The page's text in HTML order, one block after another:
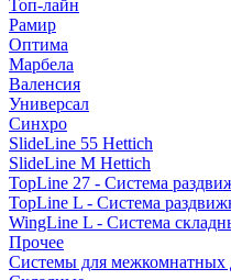
Топ-лайн
Рамир
Оптима
Марбела
Валенсия
Универсал
Синхро
SlideLine 55 Hettich
SlideLine M Hettich
TopLine 27 - Система
TopLine L - Система
WingLine L - Система
Прочее
Системы для межкомнатных